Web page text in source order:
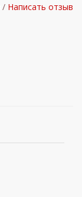
/ Написать отзыв